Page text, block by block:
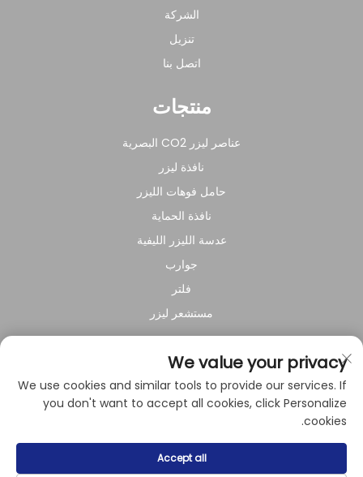
الشركة
تنزيل
اتصل بنا
منتجات
عناصر ليزر CO2 البصرية
نافذة ليزر
حامل فوهات الليزر
نافذة الحماية
عدسة الليزر الليفية
جوارب
فلتر
مستشعر ليزر
عن الشركة
سياسة الخصوصية
حقوق النشر © 2024 بواسطة شركة شنغهاي راي سوار للمعدات
الكهروميكانيكية المحدودة.
We value your privacy
We use cookies and similar tools to provide our services. If
you don't want to accept all cookies, click Personalize
cookies.
Accept all